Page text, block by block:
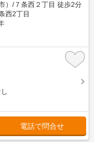
）/７条西２丁目 徒歩2分
西2丁目
電話で問合せ